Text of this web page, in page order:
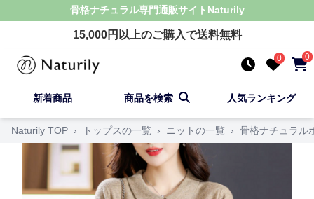
骨格ナチュラル専門通販サイト Naturily
15,000円以上のご購入で送料無料
0 0
新着商品 商品を検索 人気ランキング
Naturily TOP › トップスの一覧 › ニットの一覧 › 骨格ナチュラル